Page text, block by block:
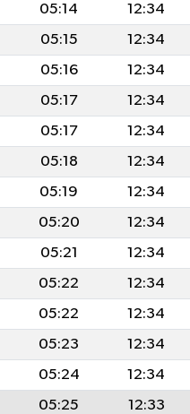
05:14 12:34
05:15 12:34
05:16 12:34
05:17 12:34
05:17 12:34
05:18 12:34
05:19 12:34
05:20 12:34
05:21 12:34
05:22 12:34
05:22 12:34
05:23 12:34
05:24 12:34
05:25 12:33